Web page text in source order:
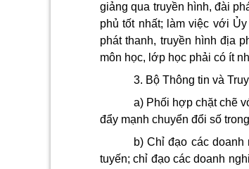
giảng qua truyền hình, đài
phủ tốt nhất; làm việc với
phát thanh, truyền hình địa
môn học, lớp học phải có ít
3. Bộ Thông tin và
a) Phối hợp chặt chẽ
đẩy mạnh chuyển đổi số
b) Chỉ đạo các
tuyến; chỉ đạo các doanh